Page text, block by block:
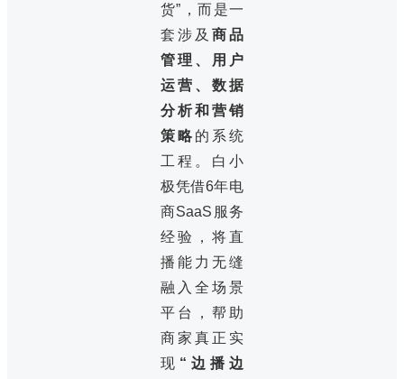
货”，而是一
套涉及 商品
管理、用户
运营、数据
分析和营销
策略的系统
工程。白小
极凭借6年电
商SaaS服务
经验，将直
播能力无缝
融入全场景
平台，帮助
商家真正实
现 “边播边